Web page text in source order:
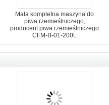
Mała kompletna maszyna do
piwa rzemieślniczego,
producent piwa rzemieślniczego
CFM-B-01-200L